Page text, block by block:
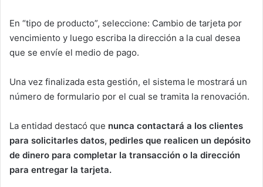
En “tipo de producto”, seleccione: Cambio de tarjeta por
vencimiento y luego escriba la dirección a la cual desea
que se envíe el medio de pago.
Una vez finalizada esta gestión, el sistema le mostrará un
número de formulario por el cual se tramita la renovación.
La entidad destacó que nunca contactará a los clientes
para solicitarles datos, pedirles que realicen un depósito
de dinero para completar la transacción o la dirección
para entregar la tarjeta.